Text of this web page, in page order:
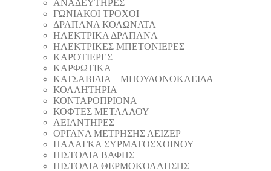
ΑΝΑΔΕΥΤΗΡΕΣ
ΓΩΝΙΑΚΟΙ ΤΡΟΧΟΙ
ΔΡΑΠΑΝΑ ΚΟΛΩΝΑΤΑ
ΗΛΕΚΤΡΙΚΑ ΔΡΑΠΑΝΑ
ΗΛΕΚΤΡΙΚΕΣ ΜΠΕΤΟΝΙΕΡΕΣ
ΚΑΡΟΤΙΕΡΕΣ
ΚΑΡΦΩΤΙΚΑ
ΚΑΤΣΑΒΙΔΙΑ – ΜΠΟΥΛΟΝΟΚΛΕΙΔΑ
ΚΟΛΛΗΤΗΡΙΑ
ΚΟΝΤΑΡΟΠΡΙΟΝΑ
ΚΟΦΤΕΣ ΜΕΤΑΛΛΟΥ
ΛΕΙΑΝΤΗΡEΣ
ΟΡΓΑΝΑ ΜΕΤΡΗΣΗΣ ΛΕΙΖΕΡ
ΠΑΛΑΓΚΑ ΣΥΡΜΑΤΟΣΧΟΙΝΟΥ
ΠΙΣΤΟΛΙΑ ΒΑΦΗΣ
ΠΙΣΤΟΛΙΑ ΘΕΡΜΟΚΌΛΛΗΣΗΣ